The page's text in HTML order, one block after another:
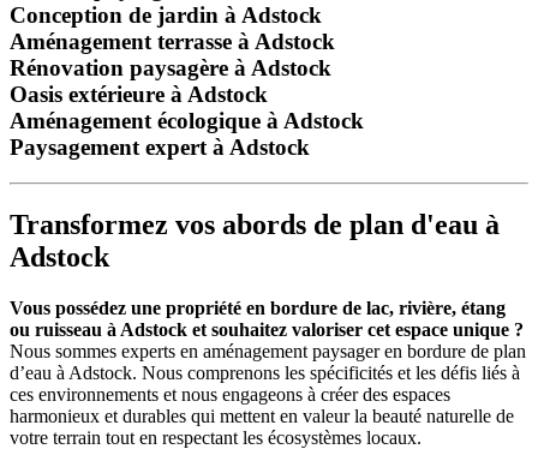
Conception de jardin à Adstock
Aménagement terrasse à Adstock
Rénovation paysagère à Adstock
Oasis extérieure à Adstock
Aménagement écologique à Adstock
Paysagement expert à Adstock
Transformez vos abords de plan d'eau à
Adstock
Vous possédez une propriété en bordure de lac, rivière, étang
ou ruisseau à Adstock et souhaitez valoriser cet espace unique ?
Nous sommes experts en aménagement paysager en bordure de plan
d’eau à Adstock. Nous comprenons les spécificités et les défis liés à
ces environnements et nous engageons à créer des espaces
harmonieux et durables qui mettent en valeur la beauté naturelle de
votre terrain tout en respectant les écosystèmes locaux.